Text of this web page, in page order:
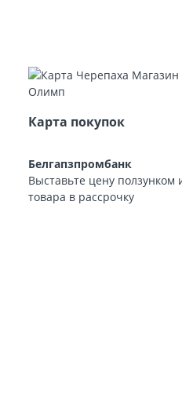
Карта покупок
Белгапзпромбанк
Выставьте цену ползунком
товара в рассрочку